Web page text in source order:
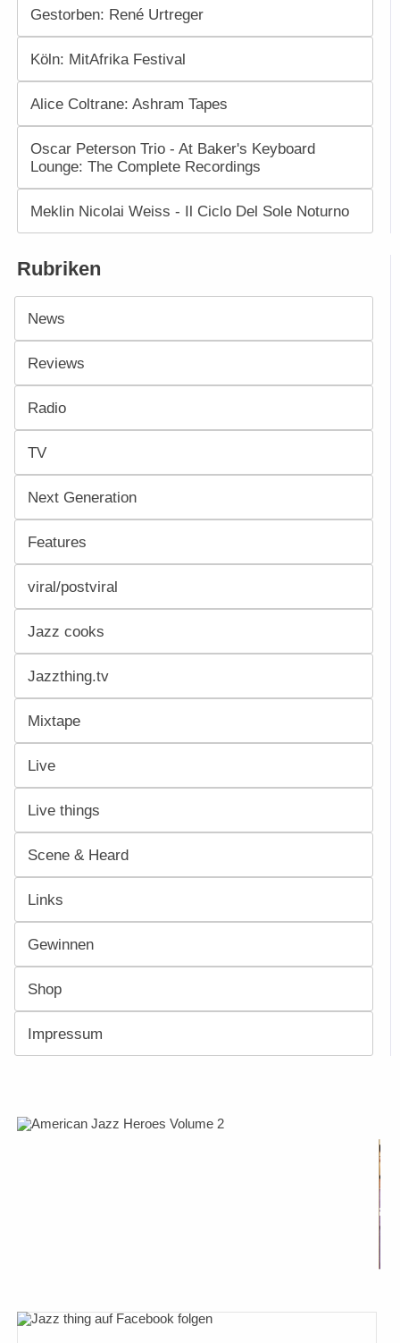
Gestorben: René Urtreger
Köln: MitAfrika Festival
Alice Coltrane: Ashram Tapes
Oscar Peterson Trio - At Baker's Keyboard
Lounge: The Complete Recordings
Meklin Nicolai Weiss - Il Ciclo Del Sole Noturno
Rubriken
News
Reviews
Radio
TV
Next Generation
Features
viral/postviral
Jazz cooks
Jazzthing.tv
Mixtape
Live
Live things
Scene & Heard
Links
Gewinnen
Shop
Impressum